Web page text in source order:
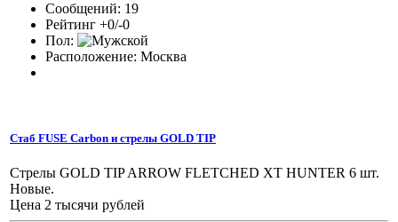
Сообщений: 19
Рейтинг +0/-0
Пол:
Расположение: Москва
Стаб FUSE Carbon и стрелы GOLD TIP
Стрелы GOLD TIP ARROW FLETCHED XT HUNTER 6 шт.
Новые.
Цена 2 тысячи рублей